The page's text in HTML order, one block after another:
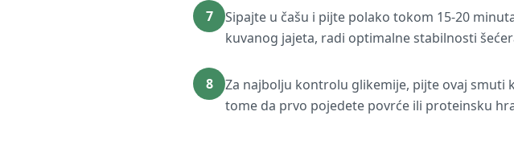
7
Sipajte u čašu i pijte polako tokom 15-20
kuvanog jajeta, radi optimalne stabilnosti
8
Za najbolju kontrolu glikemije, pijte ovaj smuti
tome da prvo pojedete povrće ili proteinsku